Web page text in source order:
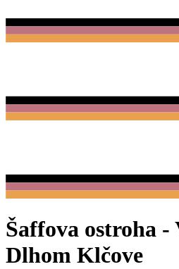
na
obsah
Šaffova ostroha
Dlhom Klčove